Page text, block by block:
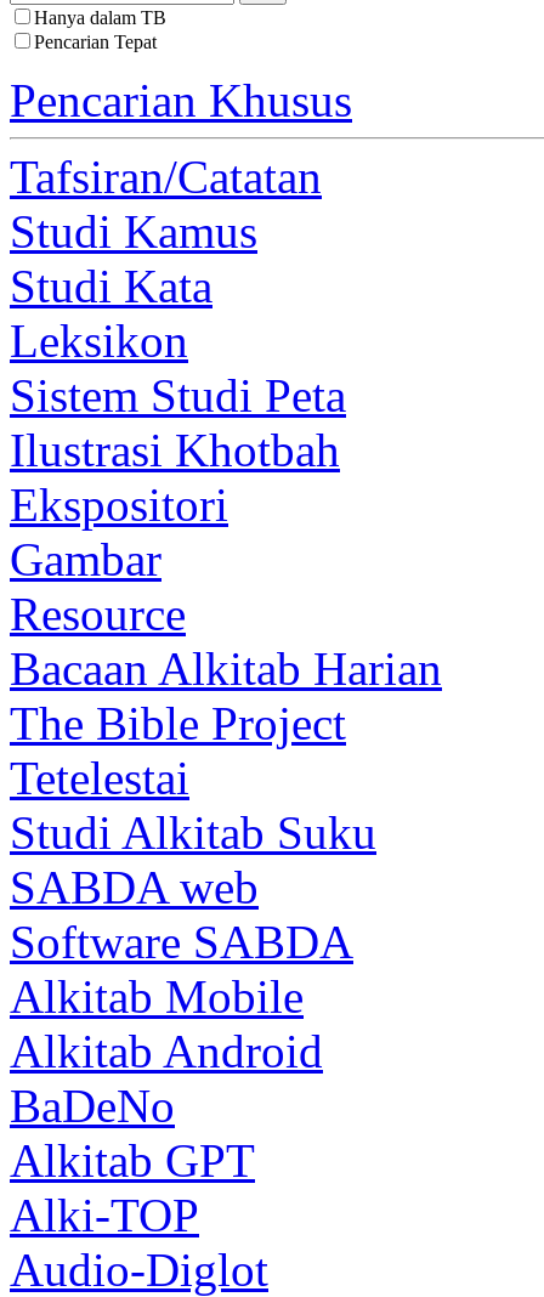
Hanya dalam TB
Pencarian Tepat
Pencarian Khusus
Tafsiran/Catatan
Studi Kamus
Studi Kata
Leksikon
Sistem Studi Peta
Ilustrasi Khotbah
Ekspositori
Gambar
Resource
Bacaan Alkitab Harian
The Bible Project
Tetelestai
Studi Alkitab Suku
SABDA web
Software SABDA
Alkitab Mobile
Alkitab Android
BaDeNo
Alkitab GPT
Alki-TOP
Audio-Diglot